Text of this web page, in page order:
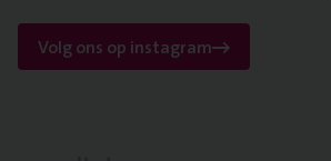
Volg ons op instagram